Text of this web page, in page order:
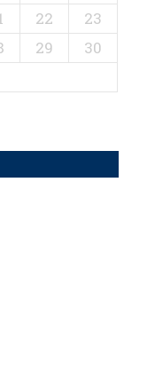
22
23
29
30